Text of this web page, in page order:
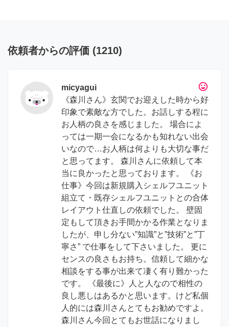
依頼者からの評価 (1210)
tag_faces
micyagui
《森川さん》玄関でお迎えした時から好
印象で素敵な方でした。お話しする程に
お人柄の良さを感じました。 場合によ
っては一期一会になるかも知れない出会
いなので…お人柄は何よりも大切な事だ
と思ってます。 森川さんに依頼して本
当に良かったと思っております。 《お
仕事》今回は新規購入シェルフユニット
組立て・既存シェルフユニットとの合体
レイアウト仕直しの依頼でした。 壁固
定もして頂きお手間かかる作業となりま
したが、申し分ない”知識”と”技術”と”丁
寧さ” で仕事をして下さいました。 更に
センスの良さもお持ち。信頼して細かな
相談をする事が出来て凄く有り難かった
です。 《最後に》人と人なので相性の
良し悪しはあるかと思います。けど私個
人的には森川さんとてもお勧めですよ。
森川さん今回とてもお世話になりまし